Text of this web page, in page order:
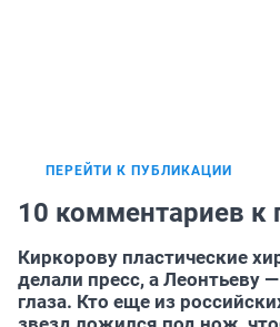
ПЕРЕЙТИ К ПУБЛИКАЦИИ
10 комментариев к
Киркорову пластические
делали пресс, а Леонтьеву —
глаза. Кто еще из